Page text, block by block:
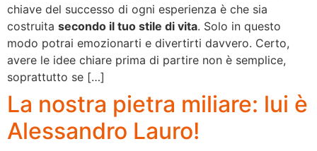
chiave del successo di ogni esperienza è che sia
costruita secondo il tuo stile di vita. Solo in questo
modo potrai emozionarti e divertirti davvero. Certo,
avere le idee chiare prima di partire non è semplice,
soprattutto se […]
La nostra pietra miliare: lui è
Alessandro Lauro!